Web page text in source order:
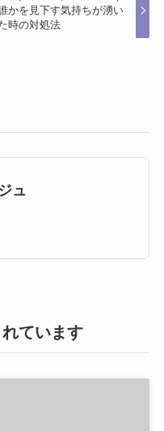
かを見下す気持ちが湧い
時の対処法
ュ
ています